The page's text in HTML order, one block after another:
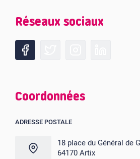
Réseaux sociaux
Coordonnées
ADRESSE POSTALE
18 place du Général de
64170 Artix